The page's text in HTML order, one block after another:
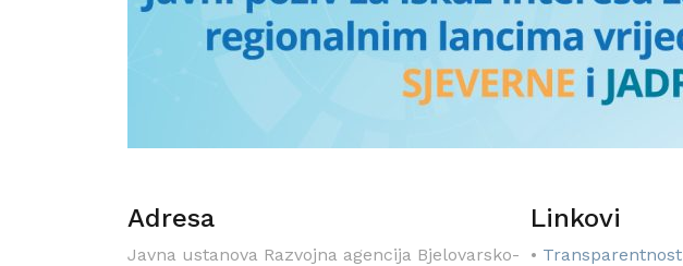
Adresa
Javna ustanova Razvojna agencija Bjelovarsko-
Linkovi
• Transparentnost